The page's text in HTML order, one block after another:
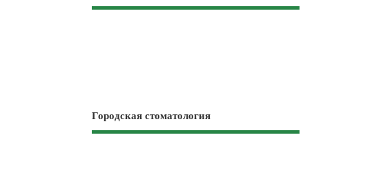
Городская стоматология